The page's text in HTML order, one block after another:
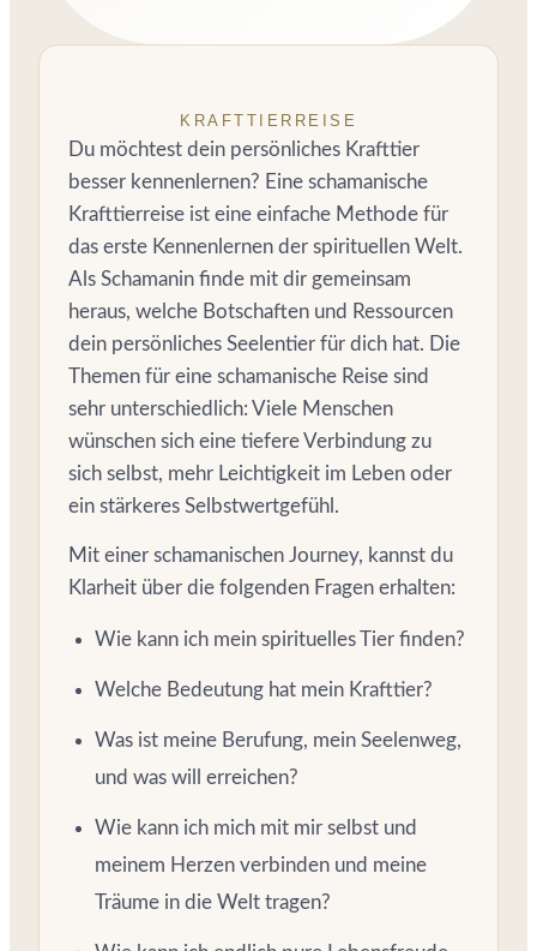
KRAFTTIERREISE
Du möchtest dein persönliches Krafttier
besser kennenlernen? Eine schamanische
Krafttierreise ist eine einfache Methode für
das erste Kennenlernen der spirituellen Welt.
Als Schamanin finde mit dir gemeinsam
heraus, welche Botschaften und Ressourcen
dein persönliches Seelentier für dich hat. Die
Themen für eine schamanische Reise sind
sehr unterschiedlich: Viele Menschen
wünschen sich eine tiefere Verbindung zu
sich selbst, mehr Leichtigkeit im Leben oder
ein stärkeres Selbstwertgefühl.
Mit einer schamanischen Journey, kannst du
Klarheit über die folgenden Fragen erhalten:
Wie kann ich mein spirituelles Tier finden?
Welche Bedeutung hat mein Krafttier?
Was ist meine Berufung, mein Seelenweg,
und was will erreichen?
Wie kann ich mich mit mir selbst und
meinem Herzen verbinden und meine
Träume in die Welt tragen?